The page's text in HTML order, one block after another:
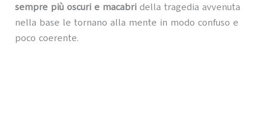
sempre più oscuri e macabridella tragedia avvenuta
nella base le tornano alla mente in modo confuso e
poco coerente.